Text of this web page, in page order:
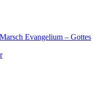
Evangelium – Gottes